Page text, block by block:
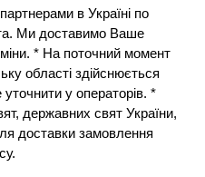
в Україні по
Ми доставимо Ваше
* На поточний момент
області здійснюється
у операторів. *
державних свят України,
доставки замовлення